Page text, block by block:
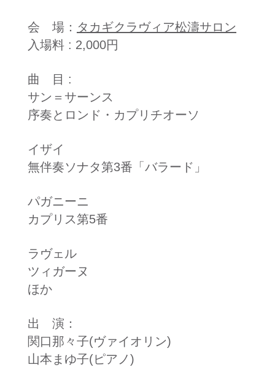
会 場： タカギクラヴィア松濤サロン
入場料 : 2,000円
曲 目 :
サン＝サーンス
序奏とロンド・カプリチオーソ
イザイ
無伴奏ソナタ第3番「バラード」
パガニーニ
カプリス第5番
ラヴェル
ツィガーヌ
ほか
出 演：
​関口那々子(ヴァイオリン)
山本まゆ子(ピアノ)​